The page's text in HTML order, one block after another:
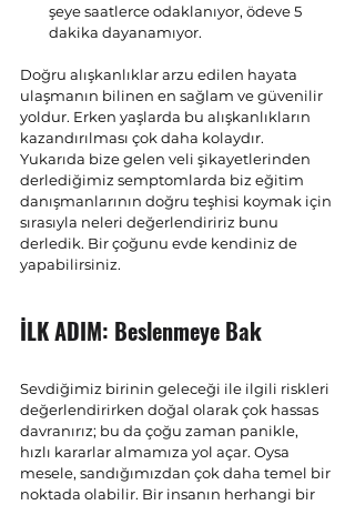
şeye saatlerce odaklanıyor, ödeve 5
dakika dayanamıyor.
Doğru alışkanlıklar arzu edilen hayata
ulaşmanın bilinen en sağlam ve güvenilir
yoldur. Erken yaşlarda bu alışkanlıkların
kazandırılması çok daha kolaydır.
Yukarıda bize gelen veli şikayetlerinden
derlediğimiz semptomlarda biz eğitim
danışmanlarının doğru teşhisi koymak için
sırasıyla neleri değerlendiririz bunu
derledik. Bir çoğunu evde kendiniz de
yapabilirsiniz.
İLK ADIM: Beslenmeye Bak
Sevdiğimiz birinin geleceği ile ilgili riskleri
değerlendirirken doğal olarak çok hassas
davranırız; bu da çoğu zaman panikle,
hızlı kararlar almamıza yol açar. Oysa
mesele, sandığımızdan çok daha temel bir
noktada olabilir. Bir insanın herhangi bir